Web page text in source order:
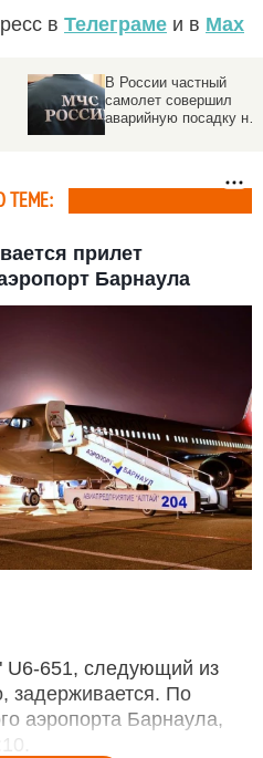
в Телеграме и в Max
В России частный
самолет совершил
аварийную посадку на
ТЕМЕ:
прилет
Барнаула
U6-651, следующий из
задерживается. По
аэропорта Барнаула,